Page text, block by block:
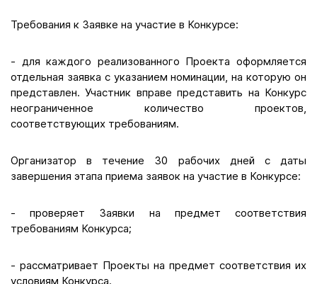
Требования к Заявке на участие в Конкурсе:
- для каждого реализованного Проекта оформляется
отдельная заявка с указанием номинации, на которую он
представлен. Участник вправе представить на Конкурс
неограниченное количество проектов,
соответствующих требованиям.
Организатор в течение 30 рабочих дней с даты
завершения этапа приема заявок на участие в Конкурсе:
- проверяет Заявки на предмет соответствия
требованиям Конкурса;
- рассматривает Проекты на предмет соответствия их
условиям Конкурса.